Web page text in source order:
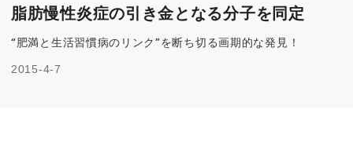
脂肪慢性炎症の引き金となる分子を同定
“肥満と生活習慣病のリンク”を断ち切る画期的な発見！
2015-4-7